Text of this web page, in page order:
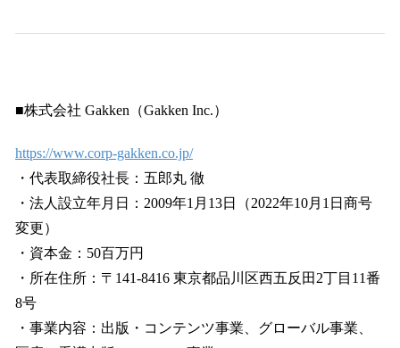
■株式会社 Gakken（Gakken Inc.）
https://www.corp-gakken.co.jp/
・代表取締役社長：五郎丸 徹
・法人設立年月日：2009年1月13日（2022年10月1日商号
変更）
・資本金：50百万円
・所在住所：〒141-8416 東京都品川区西五反田2丁目11番
8号
・事業内容：出版・コンテンツ事業、グローバル事業、